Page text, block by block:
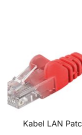
Kabel LAN